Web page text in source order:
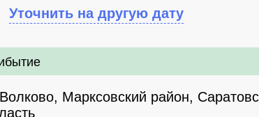
Уточнить на другую дату
Марксовский район,